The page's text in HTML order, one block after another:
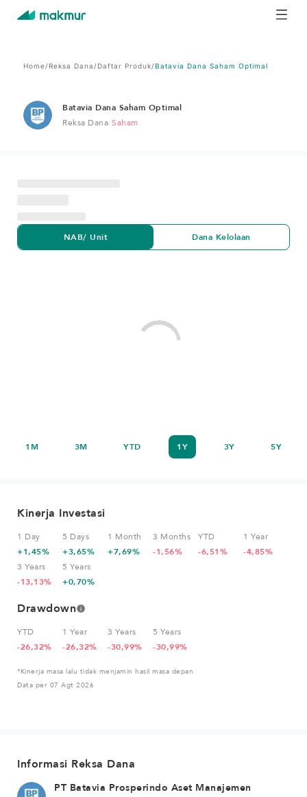
Home/Reksa Dana /Daftar Produk/Batavia Dana Saham Optimal
Batavia Dana Saham Optimal
Reksa Dana Saham
NAB/ Unit Dana Kelolaan
1M 3M YTD 1Y 3Y 5Y
Kinerja Investasi
1 Day
+1,45%
5 Days
+3,65%
1 Month
+7,69%
3 Months
-1,56%
YTD
-6,51%
1 Year
-4,85%
3 Years
-13,13%
5 Years
+0,70%
Drawdown
YTD
-26,32%
1 Year
-26,32%
3 Years
-30,99%
5 Years
-30,99%
*Kinerja masa lalu tidak menjamin hasil masa depan
Data per 07 Agt 2026
Informasi Reksa Dana
PT Batavia Prosperindo Aset Manajemen